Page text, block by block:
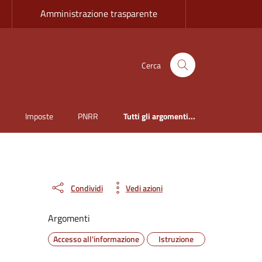
Amministrazione trasparente
Cerca
Imposte PNRR Tutti gli argomenti...
Condividi Vedi azioni
Argomenti
Accesso all'informazione Istruzione